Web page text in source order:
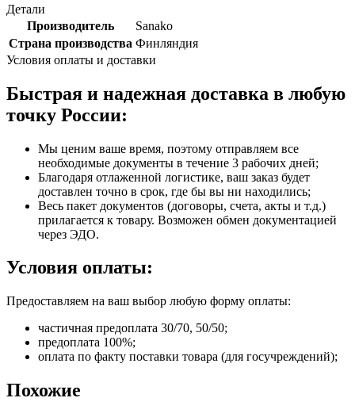
Детали
Производитель
Sanako
Страна производства Финляндия
Условия оплаты и доставки
Быстрая и надежная доставка в любую
точку России:
Мы ценим ваше время, поэтому отправляем все
необходимые документы в течение 3 рабочих дней;
Благодаря отлаженной логистике, ваш заказ будет
доставлен точно в срок, где бы вы ни находились;
Весь пакет документов (договоры, счета, акты и т.д.)
прилагается к товару. Возможен обмен документацией
через ЭДО.
Условия оплаты:
Предоставляем на ваш выбор любую форму оплаты:
частичная предоплата 30/70, 50/50;
предоплата 100%;
оплата по факту поставки товара (для госучреждений);
Похожие